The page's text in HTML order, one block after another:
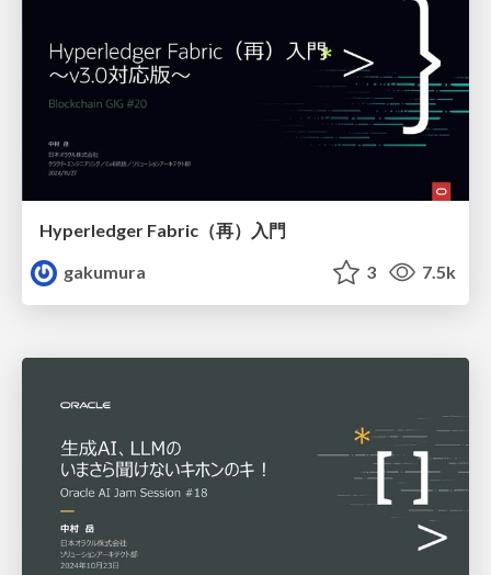
Hyperledger Fabric（再）入門
gakumura
3 7.5k